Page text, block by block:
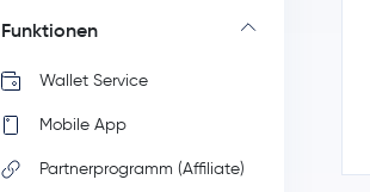
Funktionen
Wallet Service
Mobile App
Partnerprogramm (Affiliate)